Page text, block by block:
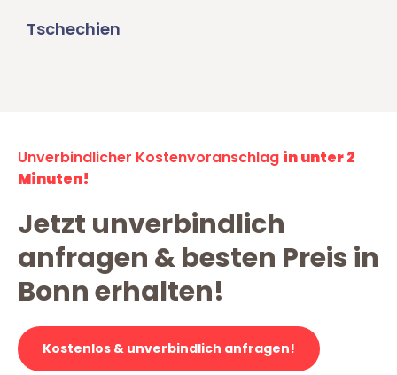
Tschechien
Unverbindlicher Kostenvoranschlag in unter 2
Minuten!
Jetzt unverbindlich
anfragen & besten Preis in
Bonn erhalten!
Kostenlos & unverbindlich anfragen!